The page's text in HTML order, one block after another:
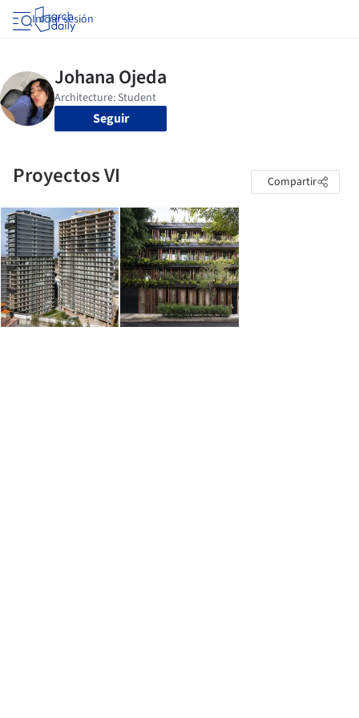
Iniciar sesión
Seguir
Proyectos VI Compartir